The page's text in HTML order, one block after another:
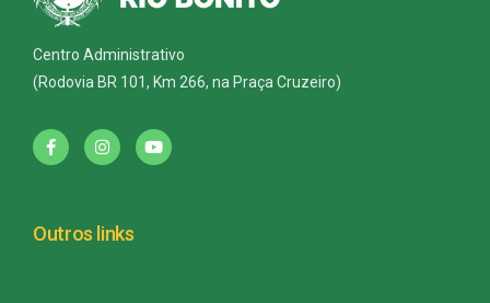
Centro Administrativo
(Rodovia BR 101, Km 266, na Praça Cruzeiro)
Outros links